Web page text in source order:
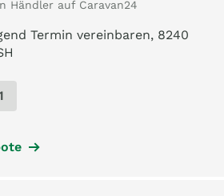
Händler auf Caravan24
Termin vereinbaren, 8240